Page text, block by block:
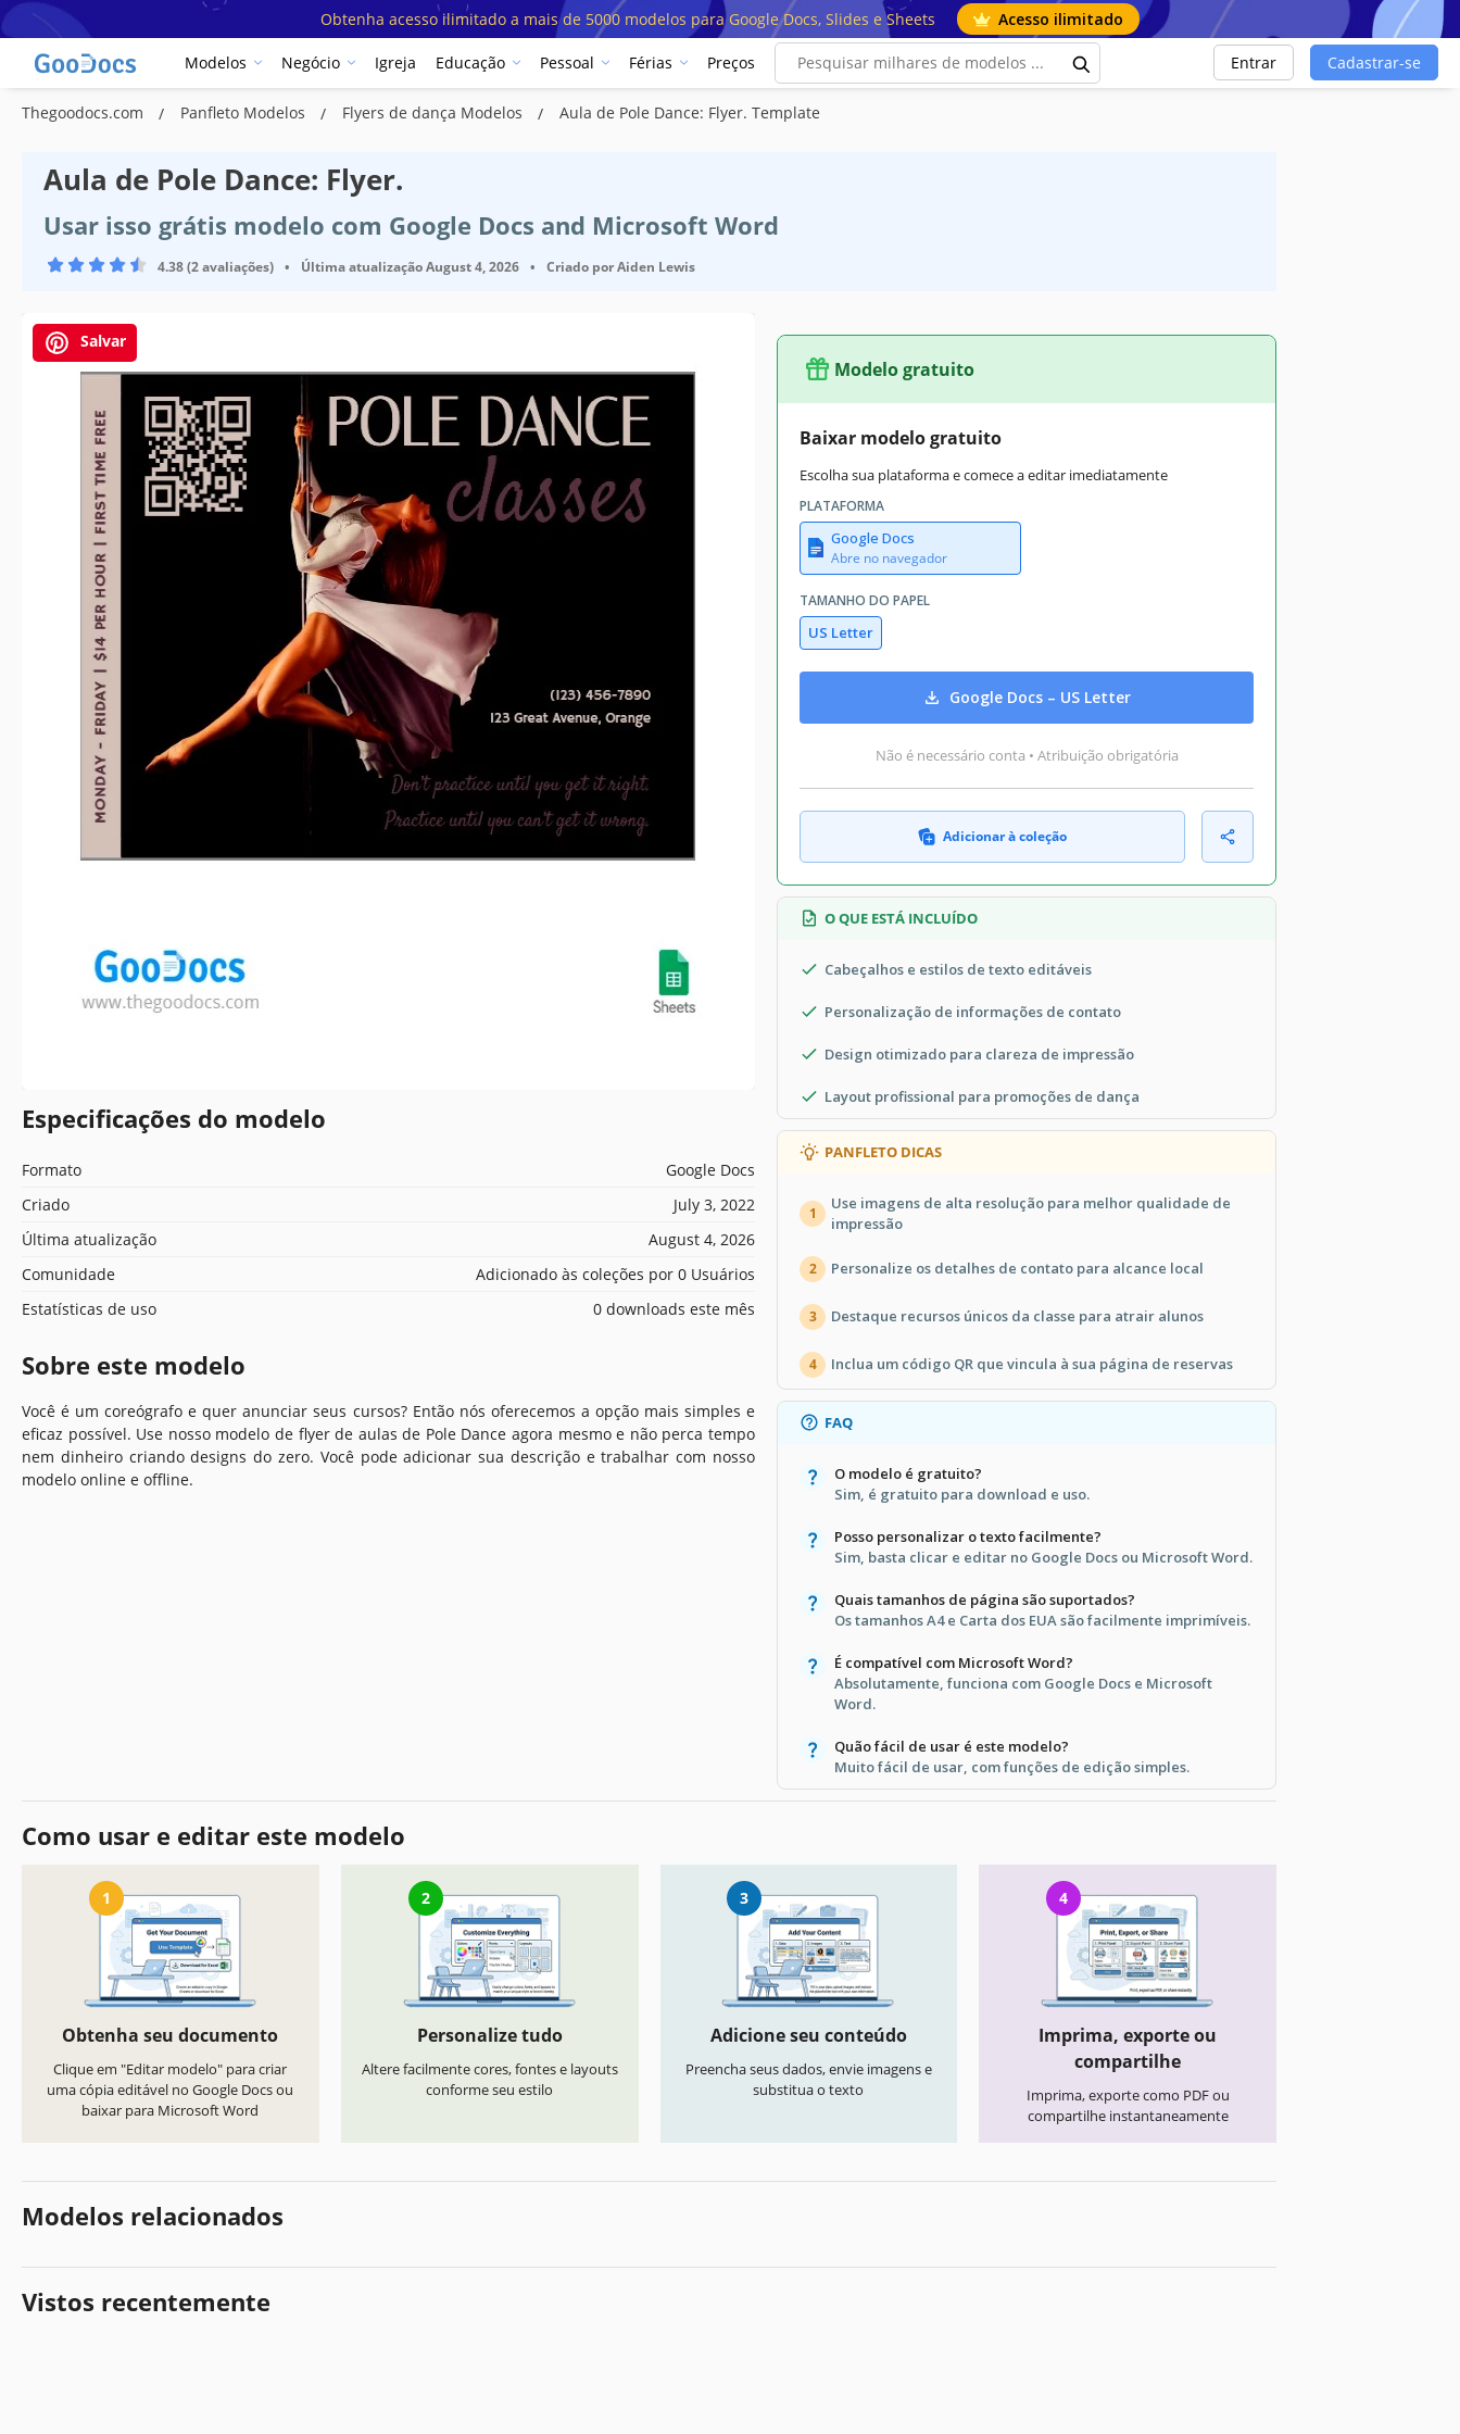
Obtenha acesso ilimitado a mais de 5000 modelos para Google Docs, Slides e Sheets Acesso ilimitado
Modelos Negócio Igreja Educação Pessoal Férias Preços Entrar Cadastrar-se
Thegoodocs.com Panfleto Modelos Flyers de dança Modelos Aula de Pole Dance: Flyer. Template
Aula de Pole Dance: Flyer.
Usar isso grátis modelo com Google Docs and Microsoft Word
4.38 (2 avaliações) • Última atualizaçãoAugust 4, 2026 • Criado porAiden Lewis
Salvar
Especificações do modelo
Formato
Google Docs
Criado
July 3, 2022
Última atualização
August 4, 2026
Comunidade
Adicionado às coleções por 0 Usuários
Estatísticas de uso
0 downloads este mês
Sobre este modelo
Você é um coreógrafo e quer anunciar seus cursos? Então nós oferecemos a opção mais simples e
eficaz possível. Use nosso modelo de flyer de aulas de Pole Dance agora mesmo e não perca tempo
nem dinheiro criando designs do zero. Você pode adicionar sua descrição e trabalhar com nosso
modelo online e offline.
Modelo gratuito
Baixar modelo gratuito
Escolha sua plataforma e comece a editar imediatamente
PLATAFORMA
Google Docs
Abre no navegador
TAMANHO DO PAPEL
US Letter
Google Docs – US Letter
Não é necessário conta • Atribuição obrigatória
Adicionar à coleção
O QUE ESTÁ INCLUÍDO
Cabeçalhos e estilos de texto editáveis
Personalização de informações de contato
Design otimizado para clareza de impressão
Layout profissional para promoções de dança
PANFLETO DICAS
1
Use imagens de alta resolução para melhor qualidade de
impressão
2 Personalize os detalhes de contato para alcance local
3 Destaque recursos únicos da classe para atrair alunos
4 Inclua um código QR que vincula à sua página de reservas
FAQ
O modelo é gratuito?
Sim, é gratuito para download e uso.
Posso personalizar o texto facilmente?
Sim, basta clicar e editar no Google Docs ou Microsoft Word.
Quais tamanhos de página são suportados?
Os tamanhos A4 e Carta dos EUA são facilmente imprimíveis.
É compatível com Microsoft Word?
Absolutamente, funciona com Google Docs e Microsoft
Word.
Quão fácil de usar é este modelo?
Muito fácil de usar, com funções de edição simples.
Como usar e editar este modelo
1
Obtenha seu documento
Clique em "Editar modelo" para criar
uma cópia editável no Google Docs ou
baixar para Microsoft Word
2
Personalize tudo
Altere facilmente cores, fontes e layouts
conforme seu estilo
3
Adicione seu conteúdo
Preencha seus dados, envie imagens e
substitua o texto
4
Imprima, exporte ou
compartilhe
Imprima, exporte como PDF ou
compartilhe instantaneamente
Modelos relacionados
Vistos recentemente